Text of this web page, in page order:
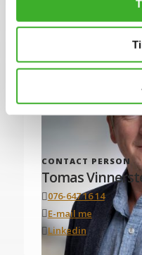
CONTACT PERSON
Tomas
076-647 16 14
E-mail me
Linkedin